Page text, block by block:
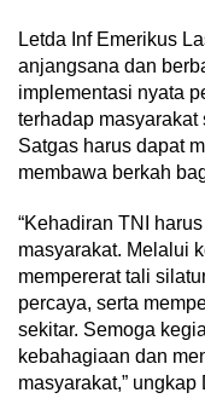
Letda Inf Emerikus
anjangsana dan
implementasi nyata
terhadap masyarakat
Satgas harus dapat
membawa berkah
“Kehadiran TNI
masyarakat. Melalui
mempererat tali
percaya, serta
sekitar. Semoga
kebahagiaan dan
masyarakat,” ungkap